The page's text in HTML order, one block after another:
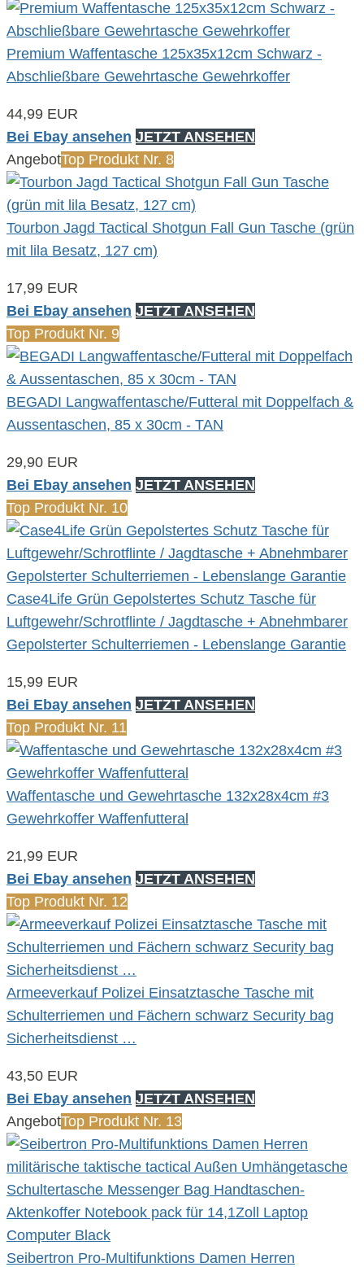
Premium Waffentasche 125x35x12cm Schwarz -
Abschließbare Gewehrtasche Gewehrkoffer
44,99 EUR
Bei Ebay ansehen JETZT ANSEHEN
AngebotTop Produkt Nr. 8
Tourbon Jagd Tactical Shotgun Fall Gun Tasche (grün
mit lila Besatz, 127 cm)
17,99 EUR
Bei Ebay ansehen JETZT ANSEHEN
Top Produkt Nr. 9
BEGADI Langwaffentasche/Futteral mit Doppelfach &
Aussentaschen, 85 x 30cm - TAN
29,90 EUR
Bei Ebay ansehen JETZT ANSEHEN
Top Produkt Nr. 10
Case4Life Grün Gepolstertes Schutz Tasche für
Luftgewehr/Schrotflinte / Jagdtasche + Abnehmbarer
Gepolsterter Schulterriemen - Lebenslange Garantie
15,99 EUR
Bei Ebay ansehen JETZT ANSEHEN
Top Produkt Nr. 11
Waffentasche und Gewehrtasche 132x28x4cm #3
Gewehrkoffer Waffenfutteral
21,99 EUR
Bei Ebay ansehen JETZT ANSEHEN
Top Produkt Nr. 12
Armeeverkauf Polizei Einsatztasche Tasche mit
Schulterriemen und Fächern schwarz Security bag
Sicherheitsdienst …
43,50 EUR
Bei Ebay ansehen JETZT ANSEHEN
AngebotTop Produkt Nr. 13
Seibertron Pro-Multifunktions Damen Herren